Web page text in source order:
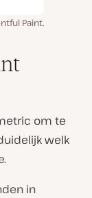
Paint.
om te
welk
in